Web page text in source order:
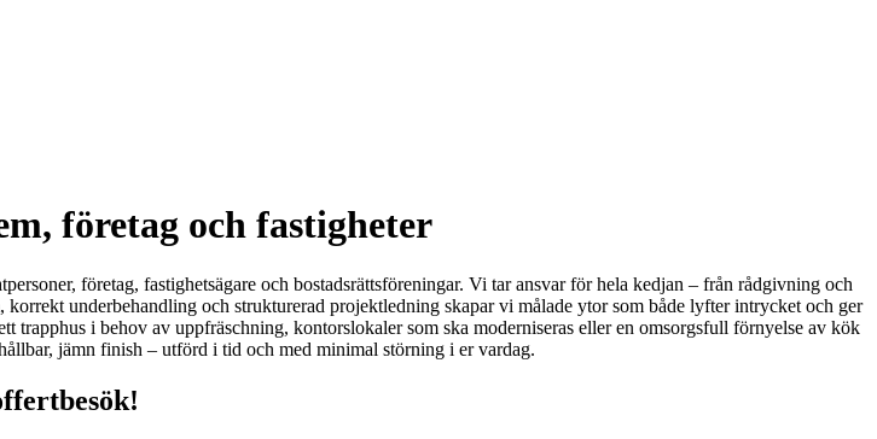
företag och fastigheter
företag, fastighetsägare och bostadsrättsföreningar. Vi tar ansvar för hela kedjan – från rådgivning och
underbehandling och strukturerad projektledning skapar vi målade ytor som både lyfter intrycket och ger
i behov av uppfräschning, kontorslokaler som ska moderniseras eller en omsorgsfull förnyelse av kök
jämn finish – utförd i tid och med minimal störning i er vardag.